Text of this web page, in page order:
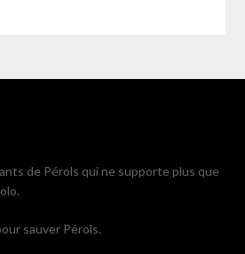
de Pérols qui ne supporte plus que
sauver Pérols.